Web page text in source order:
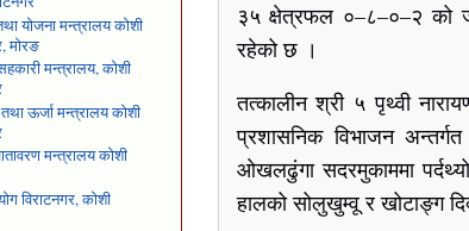
योजना मन्त्रालय कोशी
मोरङ
मन्त्रालय, कोशी
ऊर्जा मन्त्रालय कोशी
मन्त्रालय कोशी
विराटनगर, कोशी
३५ क्षेत्रफल ०–८–०–२ को
रहेको छ ।
तत्कालीन श्री ५ पृथ्वी
प्रशासनिक विभाजन
ओखलढुंगा सदरमुकाममा
हालको सोलुखुम्वू र खोटाङ्ग